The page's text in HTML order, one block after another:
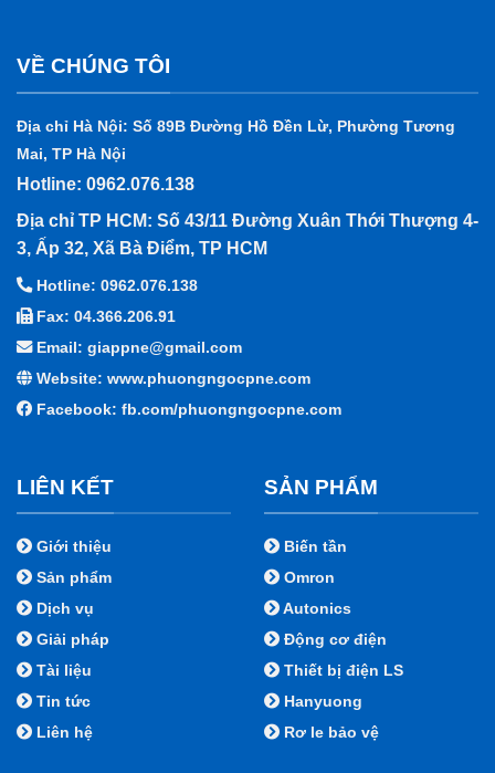
VỀ CHÚNG TÔI
Địa chỉ Hà Nội: Số 89B Đường Hồ Đền Lừ, Phường Tương
Mai, TP Hà Nội
Hotline: 0962.076.138
Địa chỉ TP HCM: Số 43/11 Đường Xuân Thới Thượng 4-
3, Ấp 32, Xã Bà Điểm, TP HCM
Hotline: 0962.076.138
Fax: 04.366.206.91
Email: giappne@gmail.com
Website: www.phuongngocpne.com
Facebook: fb.com/phuongngocpne.com
LIÊN KẾT
Giới thiệu
Sản phẩm
Dịch vụ
Giải pháp
Tài liệu
Tin tức
Liên hệ
SẢN PHẨM
Biến tần
Omron
Autonics
Động cơ điện
Thiết bị điện LS
Hanyuong
Rơ le bảo vệ